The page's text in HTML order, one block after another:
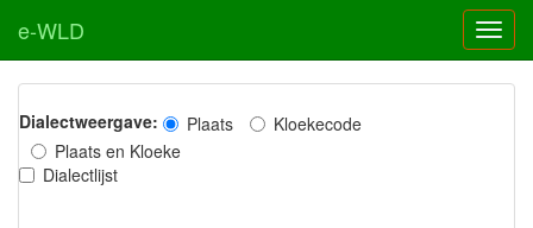
e-WLD
Dialectweergave: Plaats
Kloekecode
Plaats en Kloeke
Dialectlijst